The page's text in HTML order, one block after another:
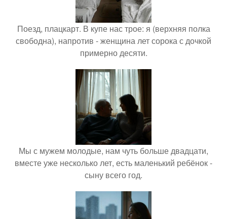
Поезд, плацкарт. В купе нас трое: я (верхняя полка
свободна), напротив - женщина лет сорока с дочкой
примерно десяти.
Мы с мужем молодые, нам чуть больше двадцати,
вместе уже несколько лет, есть маленький ребёнок -
сыну всего год.